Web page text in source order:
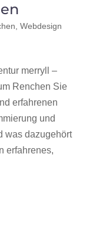
Webdesign
merryll –
Renchen Sie
erfahrenen
und
was dazugehört
erfahrenes,